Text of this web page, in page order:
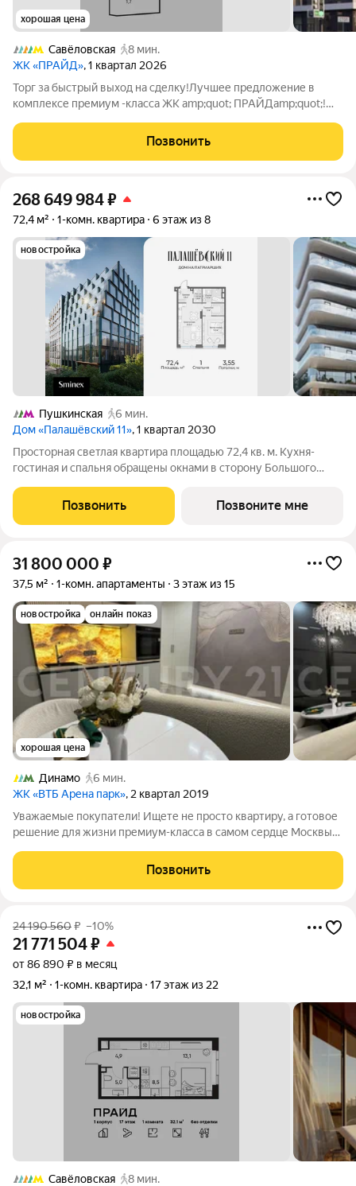
хорошая цена
Савёловская
8 мин.
ЖК «ПРАЙД», 1 квартал 2026
Торг за быстрый выход на сделку!Лучшее предложение в
комплексе премиум -класса ЖК amp;quot; ПРАЙДamp;quot;!
сад! Цена на 30% ниже чем у застройщика! Просторная
однокомнатная квартира(
Позвонить
268 649 984₽
72,4 м² 1-комн. квартира 6 этаж из 8
новостройка
Пушкинская
6 мин.
Дом «Палашёвский 11», 1 квартал 2030
Просторная светлая квартира площадью 72,4 кв. м. Кухня-
гостиная и спальня обращены окнами в сторону Большого
пространство воздухом. Продуманная планировка позволяет
разместить одну спальную комнату с
Позвонить Позвоните мне
31 800 000 ₽
37,5 м² 1-комн. апартаменты 3 этаж из 15
новостройка онлайн показ
хорошая цена
Динамо
6 мин.
ЖК «ВТБ Арена парк», 2 квартал 2019
Уважаемые покупатели! Ищете не просто квартиру, а готовое
решение для жизни премиум-класса в самом сердце Москвы?
знаковом комплексе «ВТБ Арена Парк» месте, где создана
идеальная городская среда.
Позвонить
24 190 560₽ –10%
21 771 504₽
от 86 890 ₽ в месяц
32,1 м²
1-комн. квартира 17 этаж из 22
новостройка
Савёловская
8 мин.